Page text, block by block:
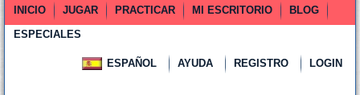
INICIO JUGAR PRACTICAR MI ESCRITORIO
BLOG
ESPECIALES
ESPAÑOL AYUDA REGISTRO LOGIN